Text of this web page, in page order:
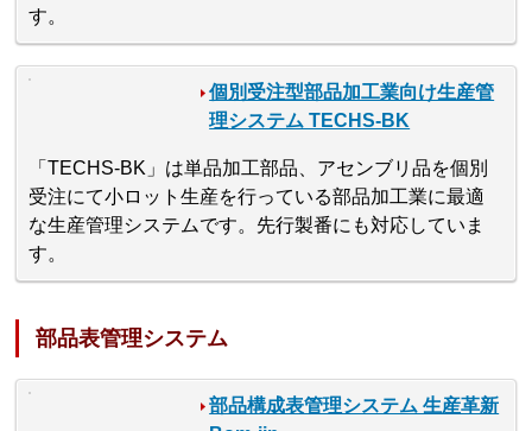
す。
個別受注型部品加工業向け生産管
理システム TECHS-BK
「TECHS-BK」は単品加工部品、アセンブリ品を個別
受注にて小ロット生産を行っている部品加工業に最適
な生産管理システムです。先行製番にも対応していま
す。
部品表管理システム
部品構成表管理システム 生産革新